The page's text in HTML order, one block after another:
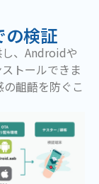
の検証
、Androidや
トールできま
齟齬を防ぐこ